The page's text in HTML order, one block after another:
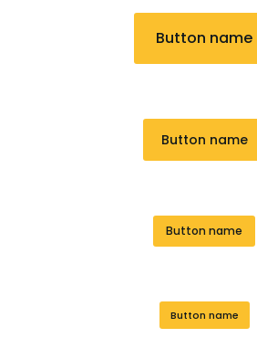
Button name
Button name
Button name
Button name